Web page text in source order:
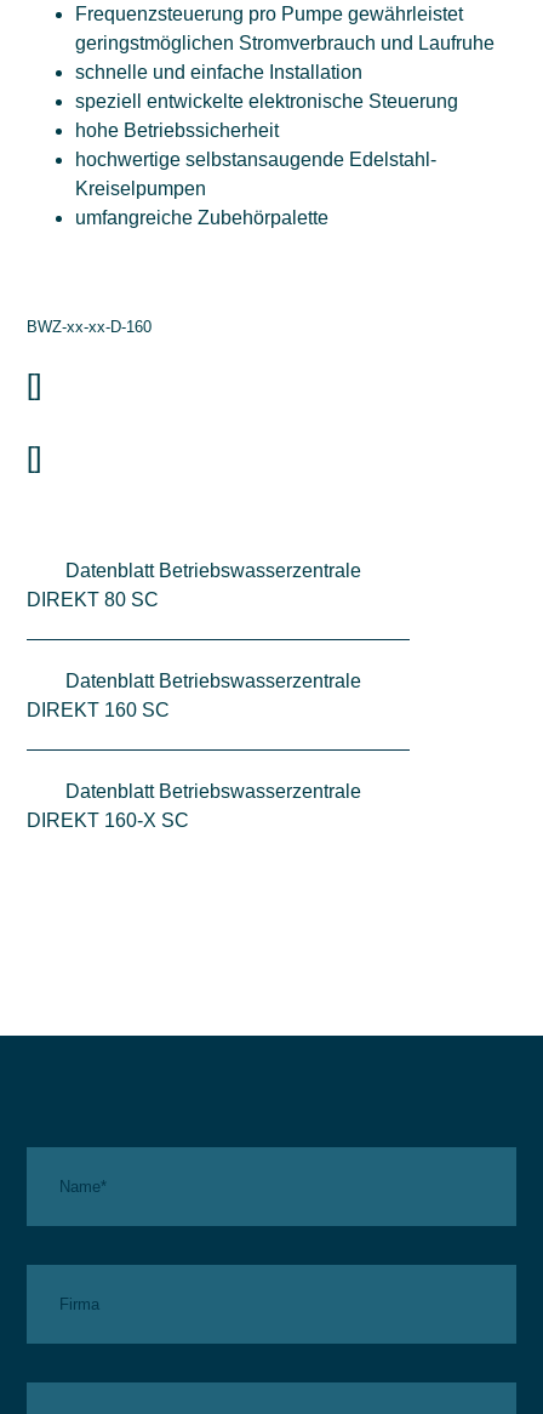
Frequenzsteuerung pro Pumpe gewährleistet
geringstmöglichen Stromverbrauch und Laufruhe
schnelle und einfache Installation
speziell entwickelte elektronische Steuerung
hohe Betriebssicherheit
hochwertige selbstansaugende Edelstahl-
Kreiselpumpen
umfangreiche Zubehörpalette
BWZ-xx-xx-D-160
[]
[]
Datenblatt Betriebswasserzentrale
DIREKT 80 SC
Datenblatt Betriebswasserzentrale
DIREKT 160 SC
Datenblatt Betriebswasserzentrale
DIREKT 160-X SC